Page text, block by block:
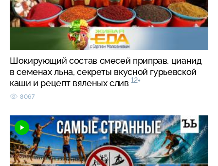
Шокирующий состав смесей приправ, цианид
в семенах льна, секреты вкусной гурьевской
каши и рецепт вяленых слив 12+
8067